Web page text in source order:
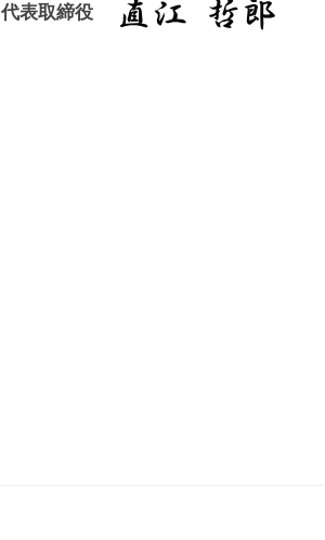
代表取締役